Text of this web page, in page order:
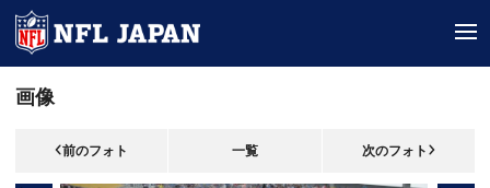
画像
前のフォト 一覧 次のフォト